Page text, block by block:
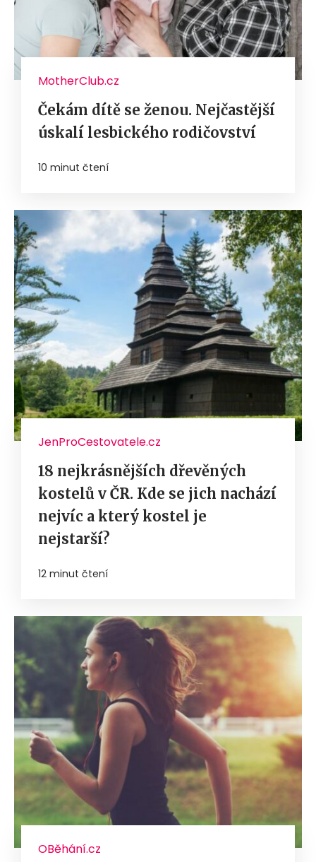
MotherClub.cz
Čekám dítě se ženou. Nejčastější
úskalí lesbického rodičovství
10 minut čtení
JenProCestovatele.cz
18 nejkrásnějších dřevěných
kostelů v ČR. Kde se jich nachází
nejvíc a který kostel je
nejstarší?
12 minut čtení
OBěhání.cz